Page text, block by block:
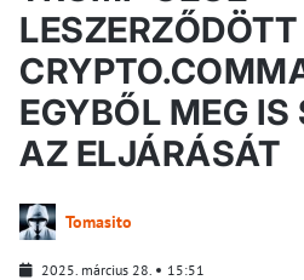
EGYBŐL MEG
AZ ELJÁRÁSÁT
Tomasito
2025. március 28.
15:51